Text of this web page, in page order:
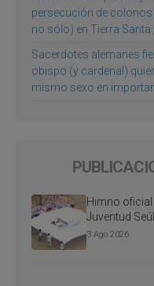
persecución de
no sólo) en Tierra Santa
Sacerdotes alemanes
obispo (y cardenal)
mismo sexo en
Himno oficial
Juventud
3 Ago 2026